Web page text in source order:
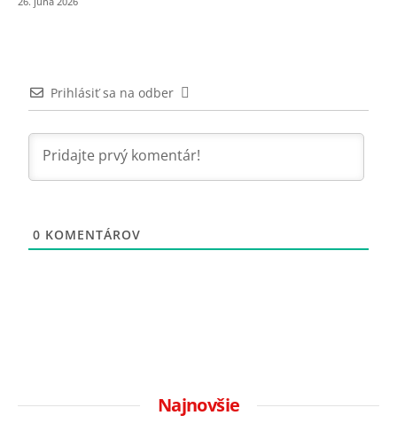
Prihlásiť sa na odber
0 KOMENTÁROV
Najnovšie